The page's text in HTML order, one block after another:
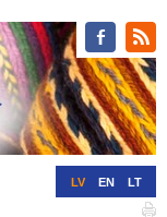
LV EN LT